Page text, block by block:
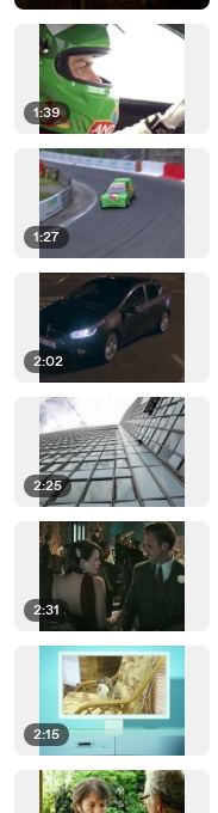
1:39
1:27
2:02
2:25
2:31
2:15